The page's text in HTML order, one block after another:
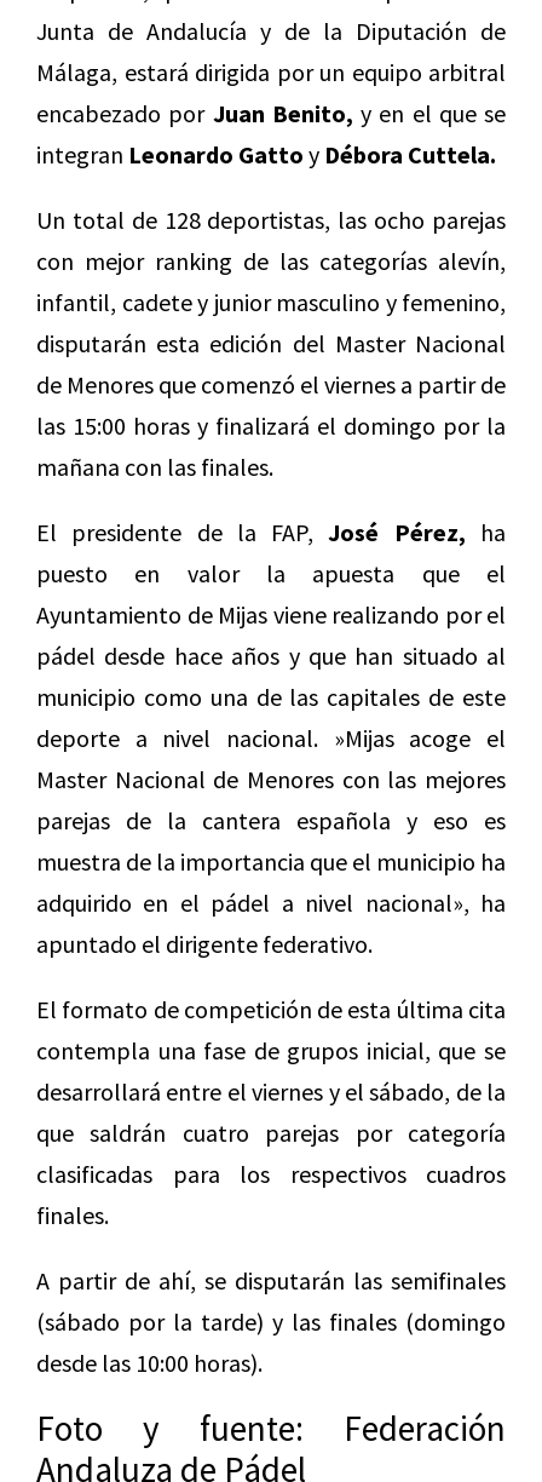
Junta de Andalucía y de la Diputación de
Málaga, estará dirigida por un equipo arbitral
encabezado por Juan Benito, y en el que se
integran Leonardo Gatto y Débora Cuttela.
Un total de 128 deportistas, las ocho parejas
con mejor ranking de las categorías alevín,
infantil, cadete y junior masculino y femenino,
disputarán esta edición del Master Nacional
de Menores que comenzó el viernes a partir de
las 15:00 horas y finalizará el domingo por la
mañana con las finales.
El presidente de la FAP,José Pérez, ha
puesto en valor la apuesta que el
Ayuntamiento de Mijas viene realizando por el
pádel desde hace años y que han situado al
municipio como una de las capitales de este
deporte a nivel nacional. »Mijas acoge el
Master Nacional de Menores con las mejores
parejas de la cantera española y eso es
muestra de la importancia que el municipio ha
adquirido en el pádel a nivel nacional», ha
apuntado el dirigente federativo.
El formato de competición de esta última cita
contempla una fase de grupos inicial, que se
desarrollará entre el viernes y el sábado, de la
que saldrán cuatro parejas por categoría
clasificadas para los respectivos cuadros
finales.
A partir de ahí, se disputarán las semifinales
(sábado por la tarde) y las finales (domingo
desde las 10:00 horas).
Foto y fuente: Federación
Andaluza de Pádel